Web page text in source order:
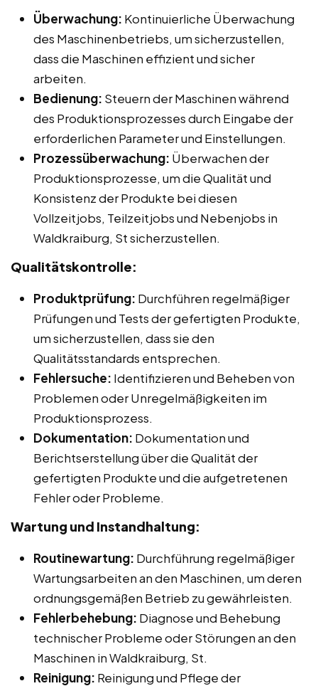
Überwachung: Kontinuierliche Überwachung
des Maschinenbetriebs, um sicherzustellen,
dass die Maschinen effizient und sicher
arbeiten.
Bedienung: Steuern der Maschinen während
des Produktionsprozesses durch Eingabe der
erforderlichen Parameter und Einstellungen.
Prozessüberwachung: Überwachen der
Produktionsprozesse, um die Qualität und
Konsistenz der Produkte bei diesen
Vollzeitjobs, Teilzeitjobs und Nebenjobs in
Waldkraiburg, St sicherzustellen.
Qualitätskontrolle:
Produktprüfung: Durchführen regelmäßiger
Prüfungen und Tests der gefertigten Produkte,
um sicherzustellen, dass sie den
Qualitätsstandards entsprechen.
Fehlersuche: Identifizieren und Beheben von
Problemen oder Unregelmäßigkeiten im
Produktionsprozess.
Dokumentation: Dokumentation und
Berichtserstellung über die Qualität der
gefertigten Produkte und die aufgetretenen
Fehler oder Probleme.
Wartung und Instandhaltung:
Routinewartung: Durchführung regelmäßiger
Wartungsarbeiten an den Maschinen, um deren
ordnungsgemäßen Betrieb zu gewährleisten.
Fehlerbehebung: Diagnose und Behebung
technischer Probleme oder Störungen an den
Maschinen in Waldkraiburg, St.
Reinigung: Reinigung und Pflege der